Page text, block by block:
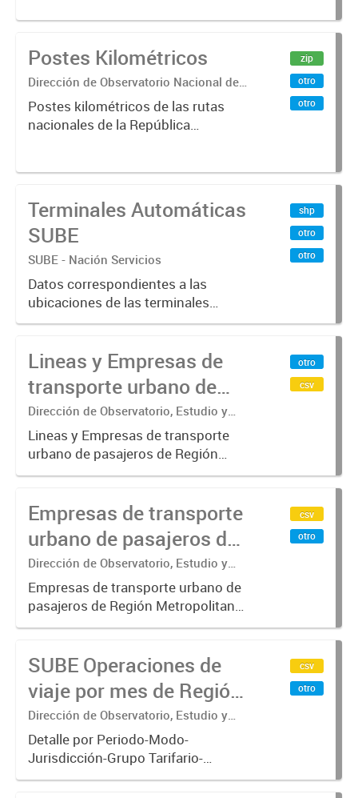
Postes Kilométricos
Dirección de Observatorio Nacional de
Transporte
Postes kilométricos de las rutas
nacionales de la República
2019 .-
zip
otro
otro
Terminales Automáticas
SUBE
SUBE - Nación Servicios
Datos correspondientes a las
ubicaciones de las terminales
automáticas de auto servicio (TAS)
vigentes al 01/10/2019.-
shp
otro
otro
Lineas y Empresas de
transporte urbano de
pasajeros de Región
Metropolitana de
Buenos Aires - SUBE
Dirección de Observatorio, Estudio y
Sistemas – Ministerio de Transporte
Lineas y Empresas de transporte
urbano de pasajeros de Región
Metropolitana de Buenos Aires
metro y colectivos. Empresas que
operan con SUBE .-
otro
csv
Empresas de transporte
urbano de pasajeros de
Región Metropolitana de
Buenos Aires - SUBE
Dirección de Observatorio, Estudio y
Sistemas – Ministerio de Transporte
Empresas de transporte urbano de
pasajeros de Región Metropolitana
de Buenos Aires incluyendo trenes,
Empresas que operan con
SUBE_x000D_ .-
csv
otro
SUBE Operaciones de
viaje por mes de Región
Metropolitana de
Buenos Aires, agregado
Dirección de Observatorio, Estudio y
Sistemas – Ministerio de Transporte
Detalle por Periodo-Modo-
Jurisdicción-Grupo Tarifario-
Empresa-Línea. Datos de
csv
otro